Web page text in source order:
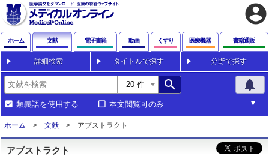
account_circle
ホーム 文献 電子書籍 動画 くすり 医療機器 書籍通販
詳細検索 タイトルで探す 分野で探す
search notifications
類義語を使用する 本文閲覧可のみ
ホーム 文献 アブストラクト
アブストラクト